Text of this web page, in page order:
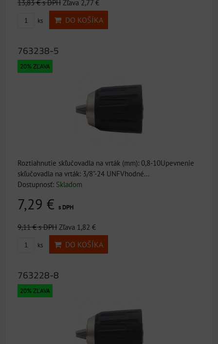
13,83 €s DPH Zľava 2,77 €
ks DO KOŠÍKA
763238-5
20% ZĽAVA
Roztiahnutie skľučovadla na vrták (mm): 0,8-10Upevnenie
skľučovadla na vrták: 3/8"-24 UNFVhodné...
Dostupnosť: Skladom
7,29 € s DPH
9,11 €s DPH Zľava 1,82 €
ks DO KOŠÍKA
763228-8
20% ZĽAVA